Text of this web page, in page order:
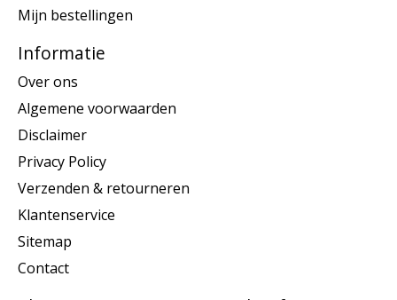
Mijn bestellingen
Informatie
Over ons
Algemene voorwaarden
Disclaimer
Privacy Policy
Verzenden & retourneren
Klantenservice
Sitemap
Contact